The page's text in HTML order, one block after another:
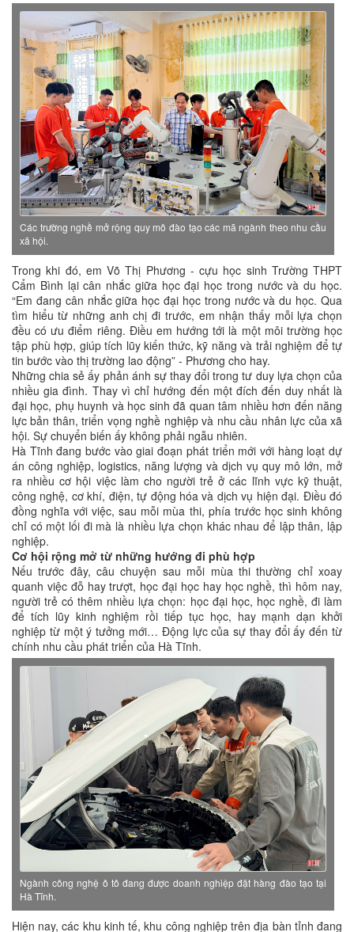
Các trường nghề mở rộng quy mô đào tạo các mã ngành theo nhu cầu
xã hội.
Trong khi đó, em Võ Thị Phương - cựu học sinh Trường THPT
Cẩm Bình lại cân nhắc giữa học đại học trong nước và du học.
“Em đang cân nhắc giữa học đại học trong nước và du học. Qua
tìm hiểu từ những anh chị đi trước, em nhận thấy mỗi lựa chọn
đều có ưu điểm riêng. Điều em hướng tới là một môi trường học
tập phù hợp, giúp tích lũy kiến thức, kỹ năng và trải nghiệm để tự
tin bước vào thị trường lao động” - Phương cho hay.
Những chia sẻ ấy phản ánh sự thay đổi trong tư duy lựa chọn của
nhiều gia đình. Thay vì chỉ hướng đến một đích đến duy nhất là
đại học, phụ huynh và học sinh đã quan tâm nhiều hơn đến năng
lực bản thân, triển vọng nghề nghiệp và nhu cầu nhân lực của xã
hội. Sự chuyển biến ấy không phải ngẫu nhiên.
Hà Tĩnh đang bước vào giai đoạn phát triển mới với hàng loạt dự
án công nghiệp, logistics, năng lượng và dịch vụ quy mô lớn, mở
ra nhiều cơ hội việc làm cho người trẻ ở các lĩnh vực kỹ thuật,
công nghệ, cơ khí, điện, tự động hóa và dịch vụ hiện đại. Điều đó
đồng nghĩa với việc, sau mỗi mùa thi, phía trước học sinh không
chỉ có một lối đi mà là nhiều lựa chọn khác nhau để lập thân, lập
nghiệp.
Cơ hội rộng mở từ những hướng đi phù hợp
Nếu trước đây, câu chuyện sau mỗi mùa thi thường chỉ xoay
quanh việc đỗ hay trượt, học đại học hay học nghề, thì hôm nay,
người trẻ có thêm nhiều lựa chọn: học đại học, học nghề, đi làm
để tích lũy kinh nghiệm rồi tiếp tục học, hay mạnh dạn khởi
nghiệp từ một ý tưởng mới… Động lực của sự thay đổi ấy đến từ
chính nhu cầu phát triển của Hà Tĩnh.
Ngành công nghệ ô tô đang được doanh nghiệp đặt hàng đào tạo tại
Hà Tĩnh.
Hiện nay, các khu kinh tế, khu công nghiệp trên địa bàn tỉnh đang